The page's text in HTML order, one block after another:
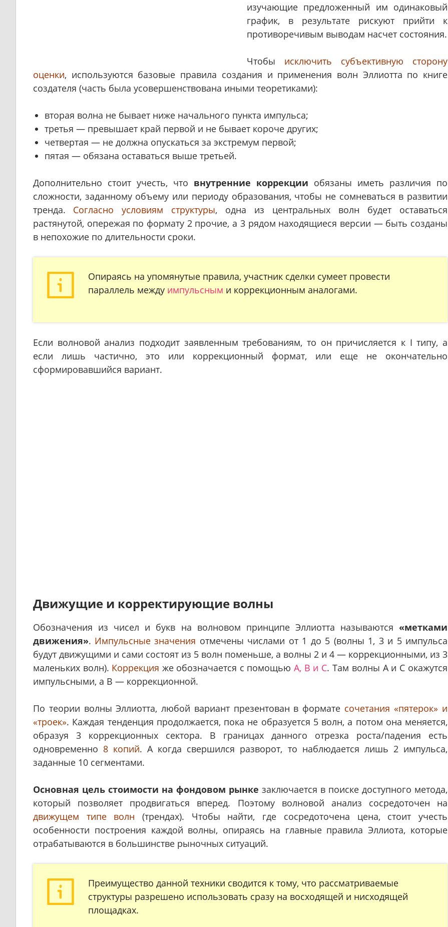
изучающие предложенный им одинаковый
график, в результате рискуют прийти к
противоречивым выводам насчет состояния.
Чтобы исключить субъективную сторону
оценки, используются базовые правила создания и применения волн Эллиотта по книге
создателя (часть была усовершенствована иными теоретиками):
вторая волна не бывает ниже начального пункта импульса;
третья — превышает край первой и не бывает короче других;
четвертая — не должна опускаться за экстремум первой;
пятая — обязана оставаться выше третьей.
Дополнительно стоит учесть, что внутренние коррекции обязаны иметь различия по
сложности, заданному объему или периоду образования, чтобы не сомневаться в развитии
тренда. Согласно условиям структуры, одна из центральных волн будет оставаться
растянутой, опережая по формату 2 прочие, а 3 рядом находящиеся версии — быть созданы
в непохожие по длительности сроки.
Опираясь на упомянутые правила, участник сделки сумеет провести
параллель между импульсным и коррекционным аналогами.
Если волновой анализ подходит заявленным требованиям, то он причисляется к I типу, а
если лишь частично, это или коррекционный формат, или еще не окончательно
сформировавшийся вариант.
Движущие и корректирующие волны
Обозначения из чисел и букв на волновом принципе Эллиотта называются «метками
движения». Импульсные значения отмечены числами от 1 до 5 (волны 1, 3 и 5 импульса
будут движущими и сами состоят из 5 волн поменьше, а волны 2 и 4 — коррекционными, из 3
маленьких волн). Коррекция же обозначается с помощью А, В и С. Там волны А и С окажутся
импульсными, а В — коррекционной.
По теории волны Эллиотта, любой вариант презентован в формате сочетания «пятерок» и
«троек». Каждая тенденция продолжается, пока не образуется 5 волн, а потом она меняется,
образуя 3 коррекционных сектора. В границах данного отрезка роста/падения есть
одновременно 8 копий. А когда свершился разворот, то наблюдается лишь 2 импульса,
заданные 10 сегментами.
Основная цель стоимости на фондовом рынке заключается в поиске доступного метода,
который позволяет продвигаться вперед. Поэтому волновой анализ сосредоточен на
движущем типе волн (трендах). Чтобы найти, где сосредоточена цена, стоит учесть
особенности построения каждой волны, опираясь на главные правила Эллиота, которые
отрабатываются в большинстве рыночных ситуаций.
Преимущество данной техники сводится к тому, что рассматриваемые
структуры разрешено использовать сразу на восходящей и нисходящей
площадках.